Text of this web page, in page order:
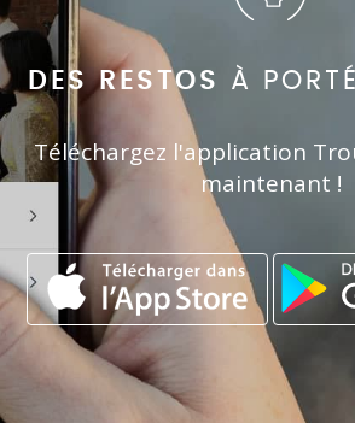
DES RESTOS À
Téléchargez l'application
maintenant !